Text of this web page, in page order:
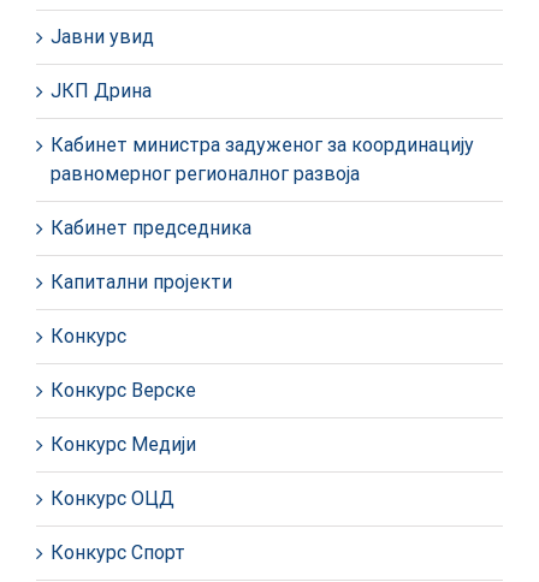
Јавни увид
ЈКП Дрина
Кабинет министра задуженог за координацију
равномерног регионалног развоја
Кабинет председника
Капитални пројекти
Конкурс
Конкурс Верске
Конкурс Медији
Конкурс ОЦД
Конкурс Спорт